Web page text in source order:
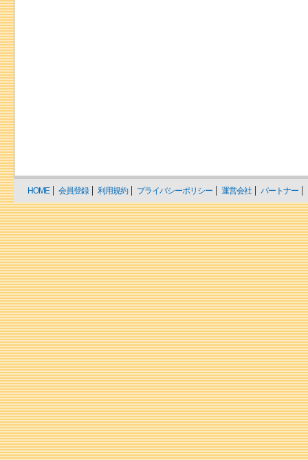
HOME 会員登録 利用規約 プライバシーポリシー 運営会社 パートナー